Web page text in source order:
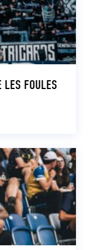
FOULES